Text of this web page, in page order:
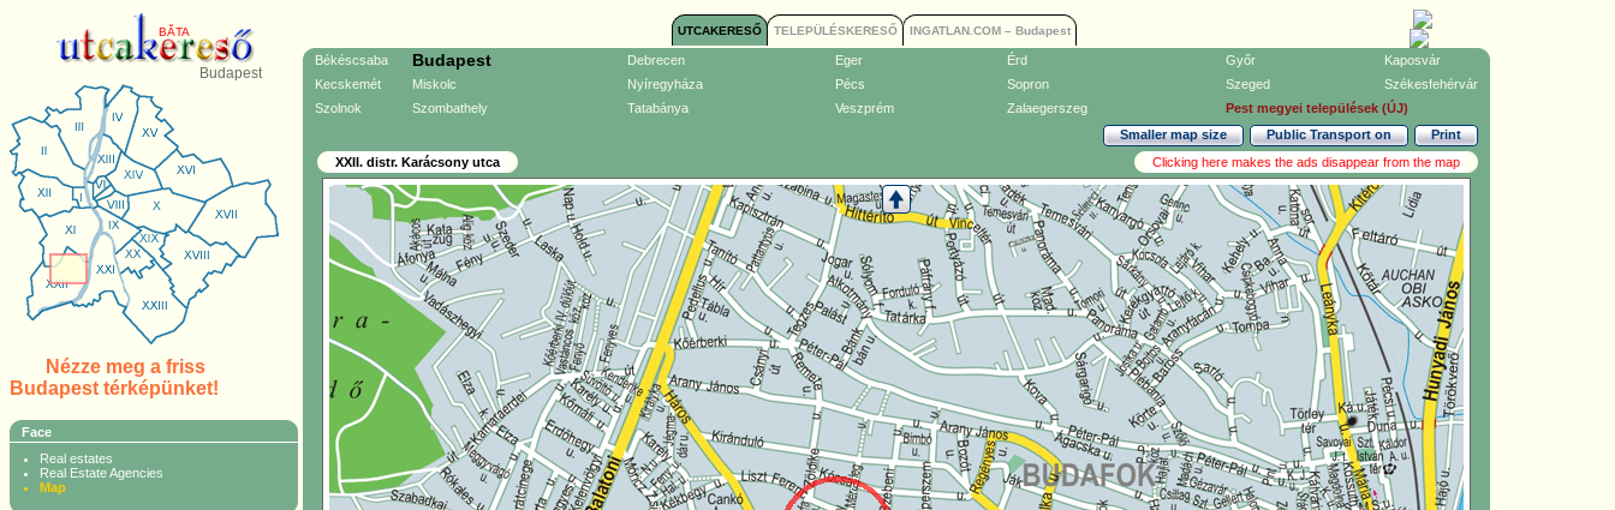
BĂTA
Budapest
Nézze meg a friss
Budapest térképünket!
Face
Real estates
Real Estate Agencies
Map
UTCAKERESŐ TELEPÜLÉSKERESŐ INGATLAN.COM – Budapest
Békéscsaba Budapest Debrecen Eger Érd Győr
Kaposvár
Kecskemét
Miskolc Nyíregyháza Pécs Sopron Szeged
Székesfehérvár
Szolnok
Szombathely Tatabánya Veszprém Zalaegerszeg Pest megyei települések (ÚJ)
XXII. distr. Karácsony utca
Print
Public Transport on
Smaller map size
Clicking here makes the ads disappear from the map